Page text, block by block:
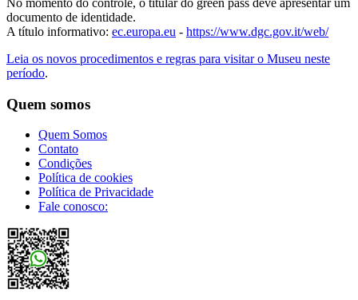
No momento do controle, o titular do green pass deve apresentar um
documento de identidade.
A título informativo: ec.europa.eu - https://www.dgc.gov.it/web/
Leia os novos procedimentos e regras para visitar o Museu neste
período.
Quem somos
Quem Somos
Contato
Condições
Política de cookies
Política de Privacidade
Fale conosco: